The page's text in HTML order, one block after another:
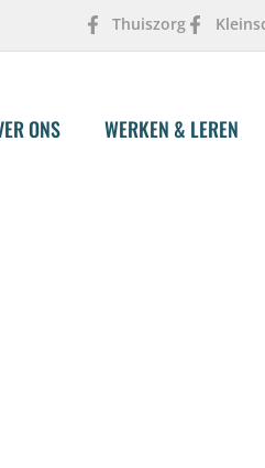
Thuiszorg
ONS WERKEN & LEREN